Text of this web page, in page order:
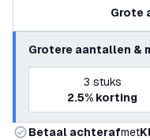
Grote
Grotere aantallen &
3 stuks
2.5% korting
Betaal achterafmet